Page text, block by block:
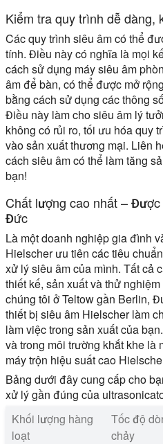
Kiểm tra quy trình dễ dàng,
Các quy trình siêu âm có thể
tính. Điều này có nghĩa là mọi
cách sử dụng máy siêu âm
âm để bàn, có thể được mở
bằng cách sử dụng các thông
Điều này làm cho siêu âm lý
không có rủi ro, tối ưu hóa quy
vào sản xuất thương mại. Liên
cách siêu âm có thể làm tăng
bạn!
Chất lượng cao nhất –
Đức
Là một doanh nghiệp gia đình
Hielscher ưu tiên các tiêu
xử lý siêu âm của mình. Tất cả
thiết kế, sản xuất và thử
chúng tôi ở Teltow gần Berlin,
thiết bị siêu âm Hielscher làm
làm việc trong sản xuất của
và trong môi trường khắt khe là
máy trộn hiệu suất cao
Bảng dưới đây cung cấp cho
xử lý gần đúng của
Khối lượng hàng
loạt
Tốc độ
chảy